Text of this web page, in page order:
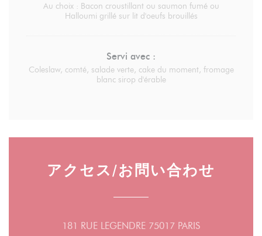
Au choix : Bacon croustillant ou saumon fumé ou
Halloumi grillé sur lit d'oeufs brouillés
Servi avec :
Coleslaw, comté, salade verte, cake du moment, fromage
blanc sirop d'érable
アクセス/お問い合わせ
181 RUE LEGENDRE 75017 PARIS((新しいウィ